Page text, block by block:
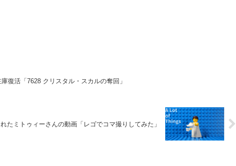
復活「7628 クリスタル・スカルの奪回」
たミトゥィーさんの動画「レゴでコマ撮りしてみた」